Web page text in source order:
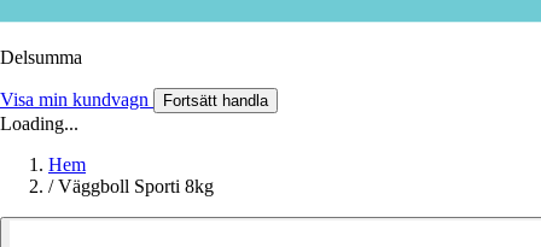
Delsumma
Visa min kundvagn Fortsätt handla
Loading...
Hem
/ Väggboll Sporti 8kg